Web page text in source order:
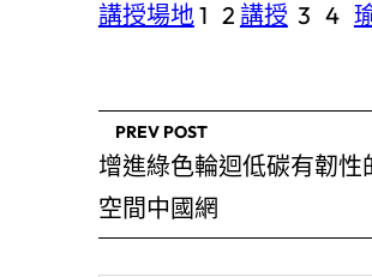
講授場地1 2 講授 3 4
PREV POST
增進綠色輪迴低碳有韌
空間中國網